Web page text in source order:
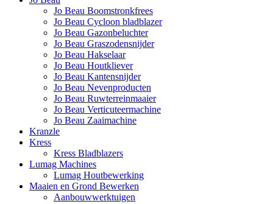
Jo Beau Boomstronkfrees
Jo Beau Cycloon bladblazer
Jo Beau Gazonbeluchter
Jo Beau Graszodensnijder
Jo Beau Hakselaar
Jo Beau Houtkliever
Jo Beau Kantensnijder
Jo Beau Nevenproducten
Jo Beau Ruwterreinmaaier
Jo Beau Verticuteermachine
Jo Beau Zaaimachine
Kranzle
Kress
Kress Bladblazers
Lumag Machines
Lumag Houtbewerking
Maaien en Grond Bewerken
Aanbouwwerktuigen